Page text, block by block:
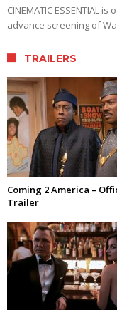
CINEMATIC ESSENTIAL
advance screening of
TRAILERS
Coming 2 America –
Trailer